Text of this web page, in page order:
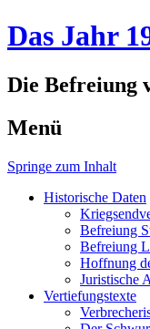
Das Jahr
Die Befreiung
Menü
Springe zum Inhalt
Historische Daten
Befreiung
Befreiung
Hoffnung
Juristische
Vertiefungstexte